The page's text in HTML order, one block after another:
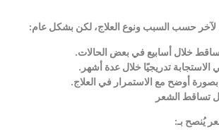
حسب السبب ونوع العلاج، لكن بشكل عام:
خلال أسابيع في بعض الحالات.
الاستجابة تدريجيًا خلال عدة أشهر .
أوضح مع الاستمرار في العلاج.
تساقط الشعر
يُنصح بـ: